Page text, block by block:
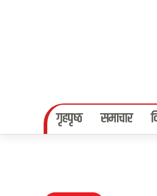
गृहपृष्‍ठ समाचार